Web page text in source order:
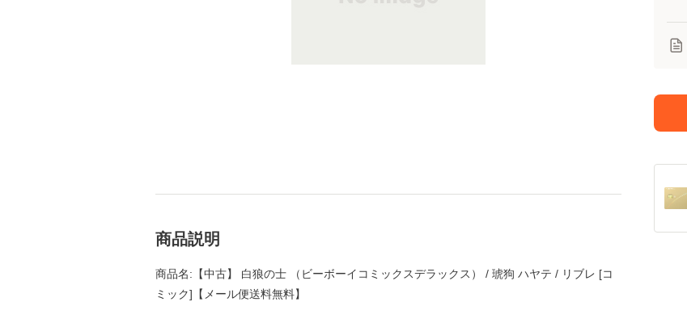
商品説明
商品名:【中古】 白狼の士 （ビーボーイコミックスデラックス） / 琥狗 ハヤテ / リブレ [コ
ミック]【メール便送料無料】